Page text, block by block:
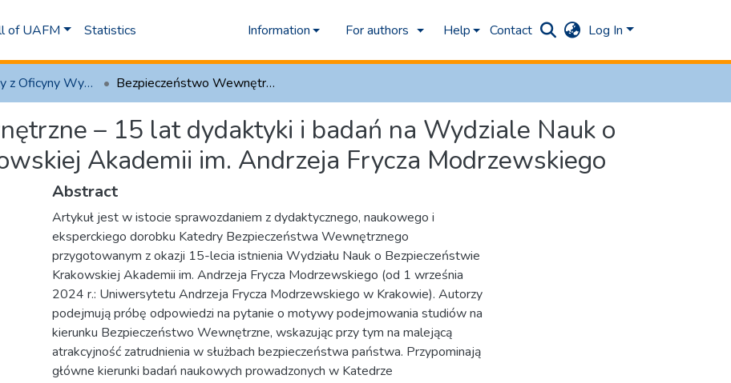
of UAFM Statistics Information For authors Help Contact Log In
1.1 Artykuły z Oficyny Wydawniczej AFM Bezpieczeństwo Wewnętrzne – 15 lat dydaktyki i badań na Wydziale Nauk o Bezpieczeństwie Krakowskiej Akademii im. Andrzeja Frycza Modrzewskiego
– 15 lat dydaktyki i badań na Wydziale Nauk o
Akademii im. Andrzeja Frycza Modrzewskiego
Abstract
Artykuł jest w istocie sprawozdaniem z dydaktycznego, naukowego i
eksperckiego dorobku Katedry Bezpieczeństwa Wewnętrznego
przygotowanym z okazji 15-lecia istnienia Wydziału Nauk o Bezpieczeństwie
Krakowskiej Akademii im. Andrzeja Frycza Modrzewskiego (od 1 września
2024 r.: Uniwersytetu Andrzeja Frycza Modrzewskiego w Krakowie). Autorzy
podejmują próbę odpowiedzi na pytanie o motywy podejmowania studiów na
kierunku Bezpieczeństwo Wewnętrzne, wskazując przy tym na malejącą
atrakcyjność zatrudnienia w służbach bezpieczeństwa państwa. Przypominają
główne kierunki badań naukowych prowadzonych w Katedrze